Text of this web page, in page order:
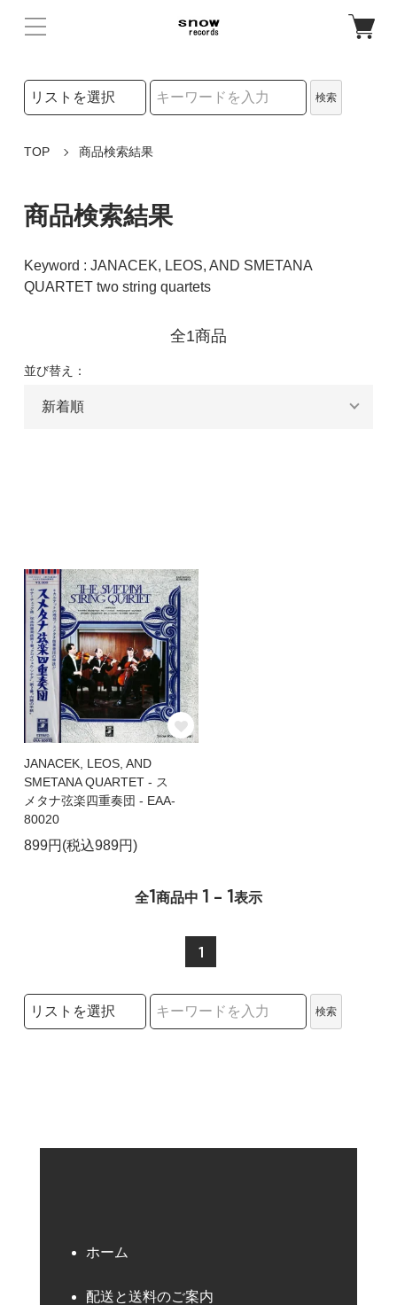
検索リストの選択
検索
TOP 商品検索結果
商品検索結果
Keyword : JANACEK, LEOS, AND SMETANA
QUARTET two string quartets
全1商品
並び替え：
JANACEK, LEOS, AND
SMETANA QUARTET - ス
メタナ弦楽四重奏団 - EAA-
80020
899円(税込989円)
全1商品中 1 - 1表示
1
検索リストの選択
検索
ホーム
配送と送料のご案内